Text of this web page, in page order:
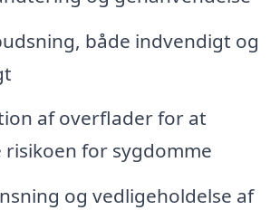
både indvendigt og
af overflader for at
risikoen for sygdomme
og vedligeholdelse af